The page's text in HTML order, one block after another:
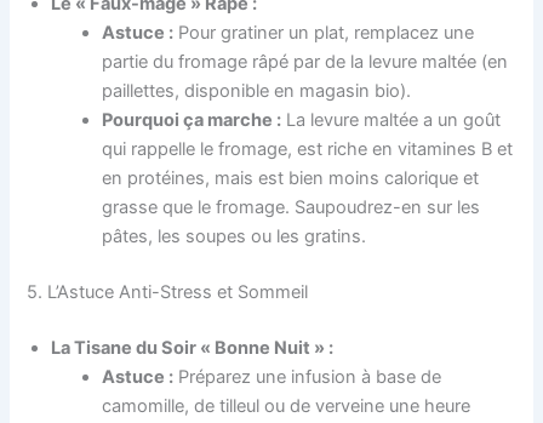
Astuce : Pour gratiner un plat, remplacez une
partie du fromage râpé par de la levure maltée (en
paillettes, disponible en magasin bio).
Pourquoi ça marche : La levure maltée a un goût
qui rappelle le fromage, est riche en vitamines B et
en protéines, mais est bien moins calorique et
grasse que le fromage. Saupoudrez-en sur les
pâtes, les soupes ou les gratins.
5. L’Astuce Anti-Stress et Sommeil
La Tisane du Soir « Bonne Nuit » :
Astuce : Préparez une infusion à base de
camomille, de tilleul ou de verveine une heure